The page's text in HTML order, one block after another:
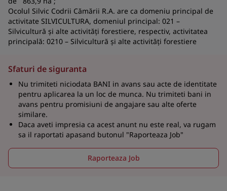
Ocolul Silvic Codrii Cămării R.A. are ca domeniu principal de
activitate SILVICULTURA, domeniul principal: 021 –
Silvicultură şi alte activităţi forestiere, respectiv, activitatea
principală: 0210 – Silvicultură şi alte activităţi forestiere
Sfaturi de siguranta
Nu trimiteti niciodata BANI in avans sau acte de identitate
pentru aplicarea la un loc de munca. Nu trimiteti bani in
avans pentru promisiuni de angajare sau alte oferte
similare.
Daca aveti impresia ca acest anunt nu este real, va rugam
sa il raportati apasand butonul "Raporteaza Job"
Raporteaza Job